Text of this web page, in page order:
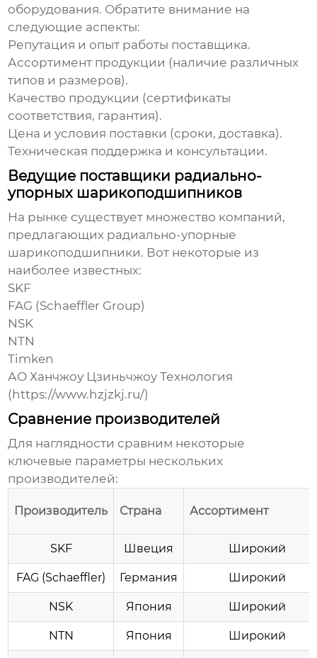
оборудования. Обратите внимание на
следующие аспекты:
Репутация и опыт работы поставщика.
Ассортимент продукции (наличие различных
типов и размеров).
Качество продукции (сертификаты
соответствия, гарантия).
Цена и условия поставки (сроки, доставка).
Техническая поддержка и консультации.
Ведущие поставщики радиально-
упорных шарикоподшипников
На рынке существует множество компаний,
предлагающих радиально-упорные
шарикоподшипники. Вот некоторые из
наиболее известных:
SKF
FAG (Schaeffler Group)
NSK
NTN
Timken
АО Ханчжоу Цзиньчжоу Технология
( https://www.hzjzkj.ru/)
Сравнение производителей
Для наглядности сравним некоторые
ключевые параметры нескольких
производителей:
Производитель Страна Ассортимент
SKF Швеция Широкий
FAG (Schaeffler) Германия Широкий
NSK Япония Широкий
NTN Япония Широкий